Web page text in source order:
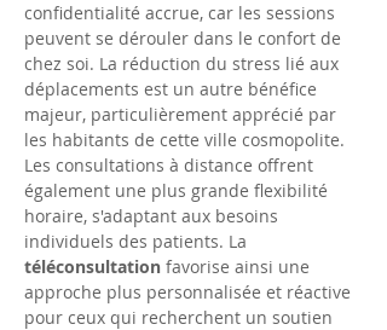
confidentialité accrue, car les sessions
peuvent se dérouler dans le confort de
chez soi. La réduction du stress lié aux
déplacements est un autre bénéfice
majeur, particulièrement apprécié par
les habitants de cette ville cosmopolite.
Les consultations à distance offrent
également une plus grande flexibilité
horaire, s'adaptant aux besoins
individuels des patients. La
téléconsultation favorise ainsi une
approche plus personnalisée et réactive
pour ceux qui recherchent un soutien